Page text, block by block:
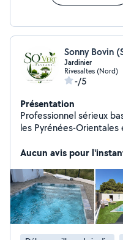
Sonny Bovin
Jardinier
Rivesaltes (Nord)
-/5
Présentation
Professionnel sérieux
les Pyrénées-
débroussaillage,
Aucun avis pour